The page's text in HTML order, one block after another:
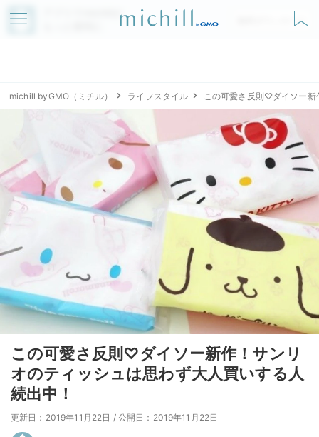
アプリでmichillが
無料ダウンロード
michill byGMO（ミチル） ライフスタイル この可愛さ反則♡ダイソー新
この可愛さ反則♡ダイソー新作！サンリ
オのティッシュは思わず大人買いする人
続出中！
更新日：2019年11月22日 / 公開日：2019年11月22日